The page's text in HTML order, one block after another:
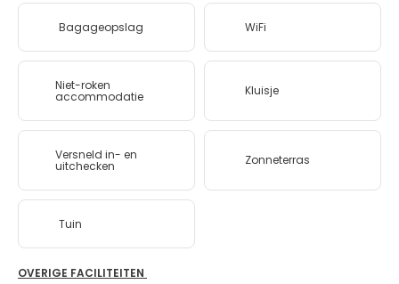
Bagageopslag WiFi
Niet-roken
accommodatie Kluisje
Versneld in- en
uitchecken Zonneterras
Tuin
OVERIGE FACILITEITEN